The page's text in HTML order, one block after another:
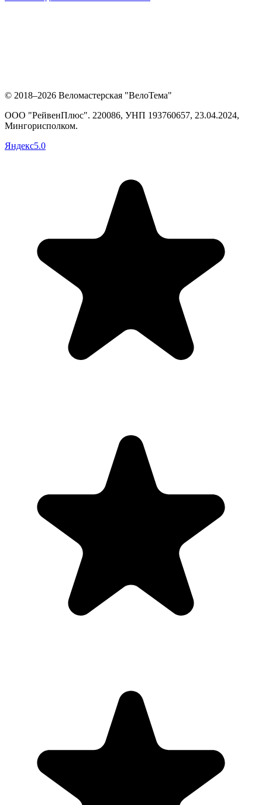
© 2018–2026 Веломастерская "ВелоТема"
ООО "РейвенПлюс". 220086, УНП 193760657, 23.04.2024,
Мингорисполком.
Яндекс5.0